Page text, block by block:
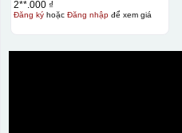
2**.000 ₫
Đăng kýhoặc Đăng nhậpđể xem giá